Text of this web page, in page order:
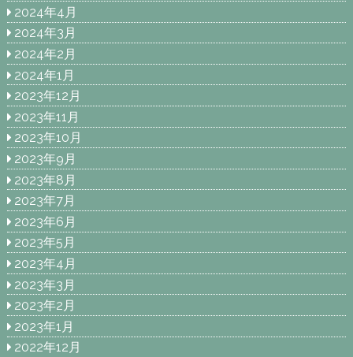
2024年4月
2024年3月
2024年2月
2024年1月
2023年12月
2023年11月
2023年10月
2023年9月
2023年8月
2023年7月
2023年6月
2023年5月
2023年4月
2023年3月
2023年2月
2023年1月
2022年12月